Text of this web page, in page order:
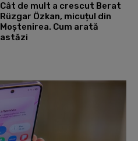
Cât de mult a crescut Berat
Rüzgar Özkan, micuțul din
Moștenirea. Cum arată
astăzi